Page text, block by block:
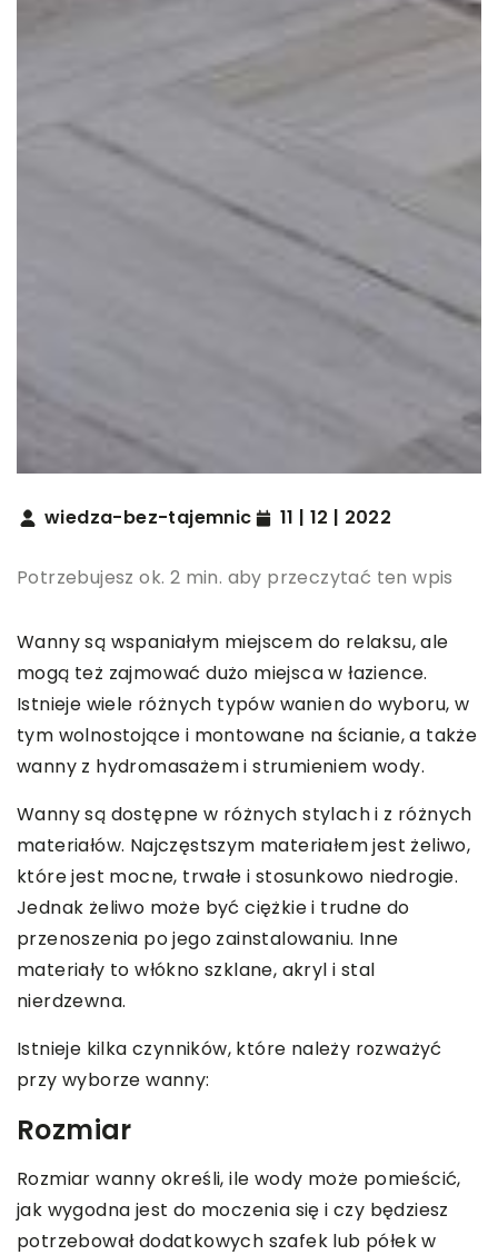
wiedza-bez-tajemnic 11 | 12 | 2022
Potrzebujesz ok. 2 min. aby przeczytać ten wpis
Wanny są wspaniałym miejscem do relaksu, ale
mogą też zajmować dużo miejsca w łazience.
Istnieje wiele różnych typów wanien do wyboru, w
tym wolnostojące i montowane na ścianie, a także
wanny z hydromasażem i strumieniem wody.
Wanny są dostępne w różnych stylach i z różnych
materiałów. Najczęstszym materiałem jest żeliwo,
które jest mocne, trwałe i stosunkowo niedrogie.
Jednak żeliwo może być ciężkie i trudne do
przenoszenia po jego zainstalowaniu. Inne
materiały to włókno szklane, akryl i stal
nierdzewna.
Istnieje kilka czynników, które należy rozważyć
przy wyborze wanny:
Rozmiar
Rozmiar wanny określi, ile wody może pomieścić,
jak wygodna jest do moczenia się i czy będziesz
potrzebował dodatkowych szafek lub półek w